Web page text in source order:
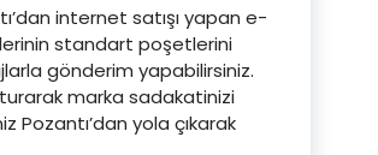
internet satışı yapan e-
standart poşetlerini
gönderim yapabilirsiniz.
marka sadakatinizi
Pozantı’dan yola çıkarak